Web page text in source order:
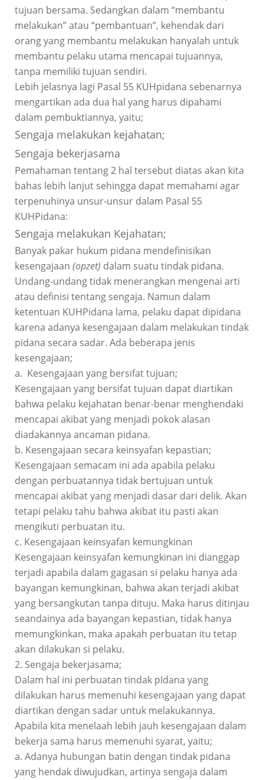
tujuan bersama. Sedangkan dalam “membantu
melakukan” atau “pembantuan”, kehendak dari
orang yang membantu melakukan hanyalah untuk
membantu pelaku utama mencapai tujuannya,
tanpa memiliki tujuan sendiri.
Lebih jelasnya lagi Pasal 55 KUHpidana sebenarnya
mengartikan ada dua hal yang harus dipahami
dalam pembuktiannya, yaitu;
Sengaja melakukan kejahatan;
Sengaja bekerjasama
Pemahaman tentang 2 hal tersebut diatas akan kita
bahas lebih lanjut sehingga dapat memahami agar
terpenuhinya unsur-unsur dalam Pasal 55
KUHPidana:
Sengaja melakukan Kejahatan;
Banyak pakar hukum pidana mendefinisikan
kesengajaan (opzet) dalam suatu tindak pidana.
Undang-undang tidak menerangkan mengenai arti
atau definisi tentang sengaja. Namun dalam
ketentuan KUHPidana lama, pelaku dapat dipidana
karena adanya kesengajaan dalam melakukan tindak
pidana secara sadar. Ada beberapa jenis
kesengajaan;
a. Kesengajaan yang bersifat tujuan;
Kesengajaan yang bersifat tujuan dapat diartikan
bahwa pelaku kejahatan benar-benar menghendaki
mencapai akibat yang menjadi pokok alasan
diadakannya ancaman pidana.
b. Kesengajaan secara keinsyafan kepastian;
Kesengajaan semacam ini ada apabila pelaku
dengan perbuatannya tidak bertujuan untuk
mencapai akibat yang menjadi dasar dari delik. Akan
tetapi pelaku tahu bahwa akibat itu pasti akan
mengikuti perbuatan itu.
c. Kesengajaan keinsyafan kemungkinan
Kesengajaan keinsyafan kemungkinan ini dianggap
terjadi apabila dalam gagasan si pelaku hanya ada
bayangan kemungkinan, bahwa akan terjadi akibat
yang bersangkutan tanpa dituju. Maka harus ditinjau
seandainya ada bayangan kepastian, tidak hanya
memungkinkan, maka apakah perbuatan itu tetap
akan dilakukan si pelaku.
2. Sengaja bekerjasama;
Dalam hal ini perbuatan tindak pIdana yang
dilakukan harus memenuhi kesengajaan yang dapat
diartikan dengan sadar untuk melakukannya.
Apabila kita menelaah lebih jauh kesengajaan dalam
bekerja sama harus memenuhi syarat, yaitu;
a. Adanya hubungan batin dengan tindak pidana
yang hendak diwujudkan, artinya sengaja dalam